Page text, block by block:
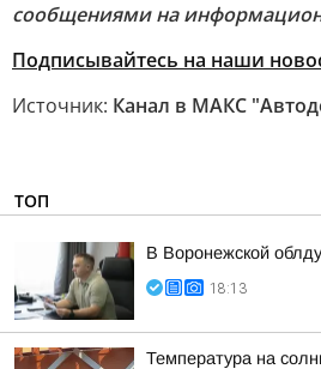
сообщениями на
Подписывайтесь на наши
Источник: Канал в МАКС
ТОП
В Воронежской
18:13
Температура на